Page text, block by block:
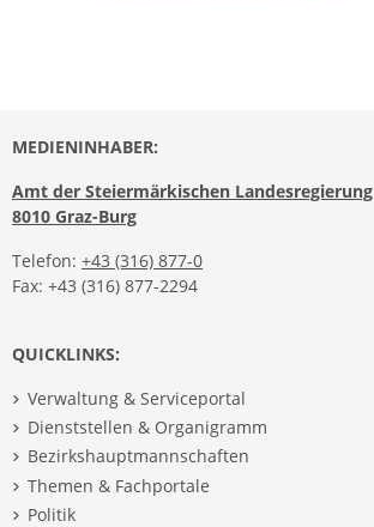
MEDIENINHABER:
Amt der Steiermärkischen Landesregierung
8010 Graz-Burg
Telefon: +43 (316) 877-0
Fax: +43 (316) 877-2294
QUICKLINKS:
Verwaltung & Serviceportal
Dienststellen & Organigramm
Bezirkshauptmannschaften
Themen & Fachportale
Politik